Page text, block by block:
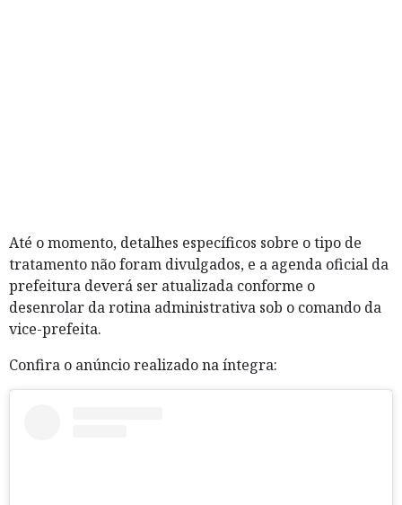
Até o momento, detalhes específicos sobre o tipo de
tratamento não foram divulgados, e a agenda oficial da
prefeitura deverá ser atualizada conforme o
desenrolar da rotina administrativa sob o comando da
vice-prefeita.
Confira o anúncio realizado na íntegra: